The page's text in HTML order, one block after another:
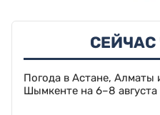
Погода в Астане, Алматы
Шымкенте на 6–8 августа